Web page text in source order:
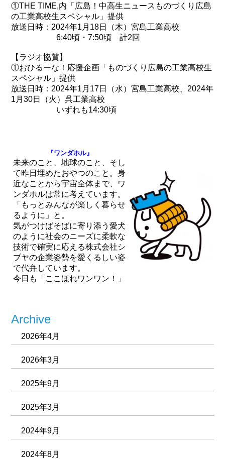
①THE TIME,内「広島！中高生ニュースものづくり広島
の工業高校生スペシャル」提供
放送日時：2024年1月18日（木）宮島工業高校
6:40頃・7:50頃 計2回
【ラジオ協賛】
①おひるーな！応援企画「ものづくり広島の工業高校生
スペシャル」提供
放送日時：2024年1月17日（水）宮島工業高校、2024年
1月30日（火）呉工業高校
いずれも14:30頃
『ワンダホル』
未来のこと、地球のこと、そし
て昨日埋めたおやつのこと。身
近なことから宇宙全体まで、ワ
ンダホルは常に考えています。
「もっとみんなが楽しく暮らせ
るように」と。
気がつけばそばに寄り添う愛犬
のように社会のニーズに柔軟な
技術で確実に応える株式会社シ
ブヤの企業姿勢を愛くるしい姿
で代弁しています。
今日も「ここほれワンワン！」
Archive
2026年4月
2026年3月
2025年9月
2025年3月
2024年9月
2024年8月